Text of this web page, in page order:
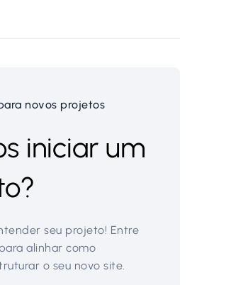
novos projetos
iniciar um
seu projeto! Entre
alinhar como
o seu novo site.